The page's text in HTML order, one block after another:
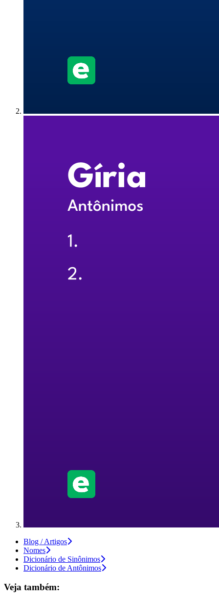
Blog / Artigos
Nomes
Dicionário de Sinônimos
Dicionário de Antônimos
Veja também: